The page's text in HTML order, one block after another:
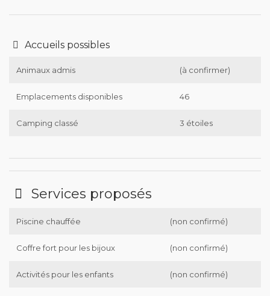
Accueils possibles
Animaux admis (à confirmer)
Emplacements disponibles 46
Camping classé 3 étoiles
Services proposés
Piscine chauffée (non confirmé)
Coffre fort pour les bijoux (non confirmé)
Activités pour les enfants (non confirmé)